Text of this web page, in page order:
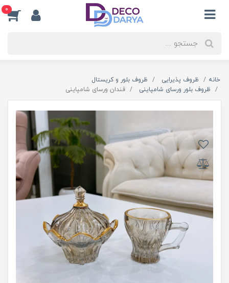
0
خانه ظروف پذیرایی
ظروف بلور و کریستال
ظروف بلور ورسای شامپاینی
قندان ورسای شامپاینی